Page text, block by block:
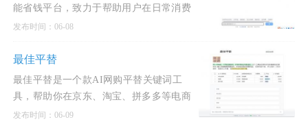
能省钱平台，致力于帮助用户在日常消费
中轻松省钱。
发布时间：06-08
最佳平替
最佳平替是一个款AI网购平替关键词工
具，帮助你在京东、淘宝、拼多多等电商
平台上，用更低价的关键词找到更便宜的
发布时间：06-09